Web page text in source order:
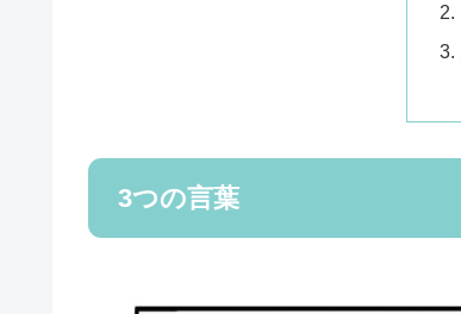
3つの言葉